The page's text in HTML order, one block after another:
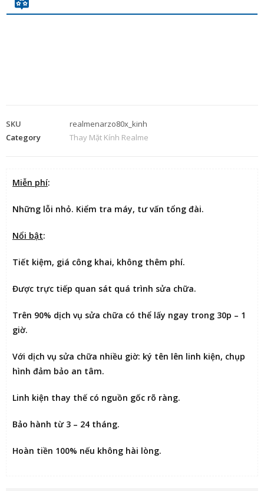
SKU
realmenarzo80x_kinh
Category
Thay Mặt Kính Realme
Miễn phí:
Những lỗi nhỏ. Kiểm tra máy, tư vấn tổng đài.
Nổi bật:
Tiết kiệm, giá công khai, không thêm phí.
Được trực tiếp quan sát quá trình sửa chữa.
Trên 90% dịch vụ sửa chữa có thể lấy ngay trong 30p – 1
giờ.
Với dịch vụ sửa chữa nhiều giờ: ký tên lên linh kiện, chụp
hình đảm bảo an tâm.
Linh kiện thay thế có nguồn gốc rõ ràng.
Bảo hành từ 3 – 24 tháng.
Hoàn tiền 100% nếu không hài lòng.